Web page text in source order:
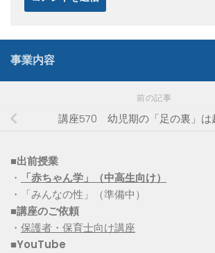
事業内容
前の記事
講座570 幼児期の「足の裏」は
■出前授業
・
「赤ちゃん学」（中高生向け）
・「みんなの性」（準備中）
■講座のご依頼
・ 保護者・保育士向け講座
■YouTube